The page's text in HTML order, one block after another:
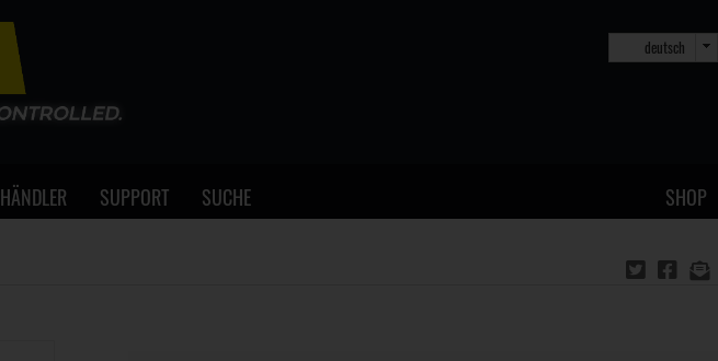
deutsch
HÄNDLER SUPPORT SUCHE SHOP